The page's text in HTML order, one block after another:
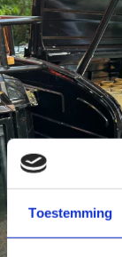
Toestemming